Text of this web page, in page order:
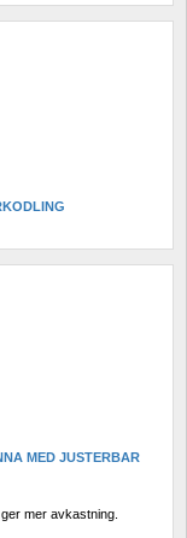
MED JUSTERBAR
mer avkastning.